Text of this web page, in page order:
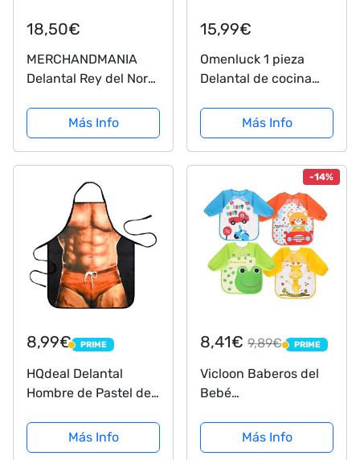
18,50€
MERCHANDMANIA
Delantal Rey del Norte
Cocina Kitchen Apron
Más Info
15,99€
Omenluck 1 pieza
Delantal de cocina
Novedad Delantal
divertido Black
Fighters
Más Info
8,99€ PRIME
PRIME
HQdeal Delantal
Hombre de Pastel de
Más Info
-14%
8,41€ 9,89€ PRIME
PRIME
Vicloon Baberos del
Bebé
Delantal Ropa Babero
Impermeable Infantil
Más Info